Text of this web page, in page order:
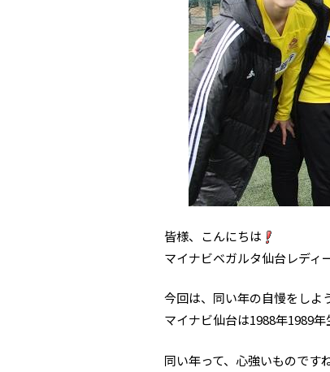
皆様、こんにちは
マイナビベガルタ仙台レディ
今回は、同い年の自慢をしよ
マイナビ仙台は1988年1989
同い年って、心強いものですね